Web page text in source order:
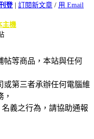
登| 訂閱新文章 / 用 Email
主機
帖等商品，本站與任何
或第三者承辦任何電腦維
義之行為，請協助通報